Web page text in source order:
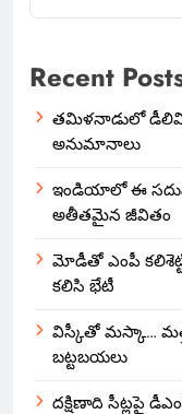
Recent
తమిళనాడులో
అనుమానాలు
ఇండియాలో‌ ఈ
అతీతమైన జీవితం
మోడీతో ఎంపీ
కలిసి భేటీ
విస్కీతో మస్కా…
బట్టబయలు
దక్షిణాది సీట్లపై